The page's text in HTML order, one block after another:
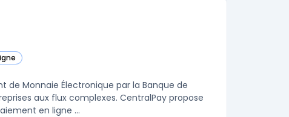
Monnaie Électronique par la Banque de
aux flux complexes. CentralPay propose
en ligne ...